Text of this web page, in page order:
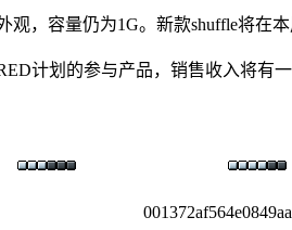
，容量仍为1G。新款shuffle将在
计划的参与产品，销售收入将有